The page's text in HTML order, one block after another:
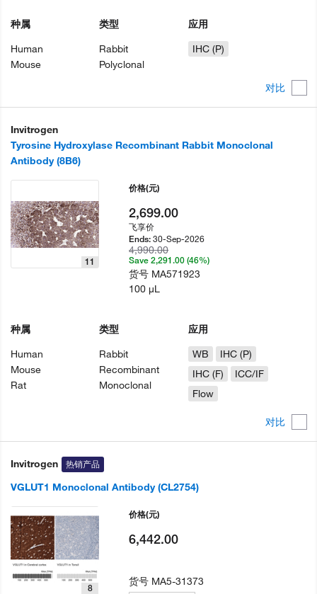
对比
种属
Human
Mouse
类型
Rabbit
Polyclonal
应用
IHC (P)
Invitrogen
Tyrosine Hydroxylase Recombinant Rabbit Monoclonal
Antibody (8B6)
对比
11
种属
Human
Mouse
Rat
类型
Rabbit
Recombinant
Monoclonal
应用
WB
IHC (P)
IHC (F)
ICC/IF
Flow
价格(元)
2,699.00
飞享价
Ends:30-Sep-2026
4,990.00
Save 2,291.00 (46%)
货号 MA571923
100 µL
Invitrogen 热销产品
VGLUT1 Monoclonal Antibody (CL2754)
8
价格(元)
6,442.00
货号 MA5-31373